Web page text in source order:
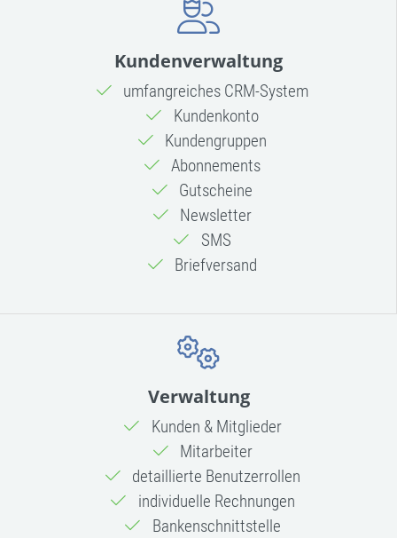
Kundenverwaltung
umfangreiches CRM-System
Kundenkonto
Kundengruppen
Abonnements
Gutscheine
Newsletter
SMS
Briefversand
Verwaltung
Kunden & Mitglieder
Mitarbeiter
detaillierte Benutzerrollen
individuelle Rechnungen
Bankenschnittstelle